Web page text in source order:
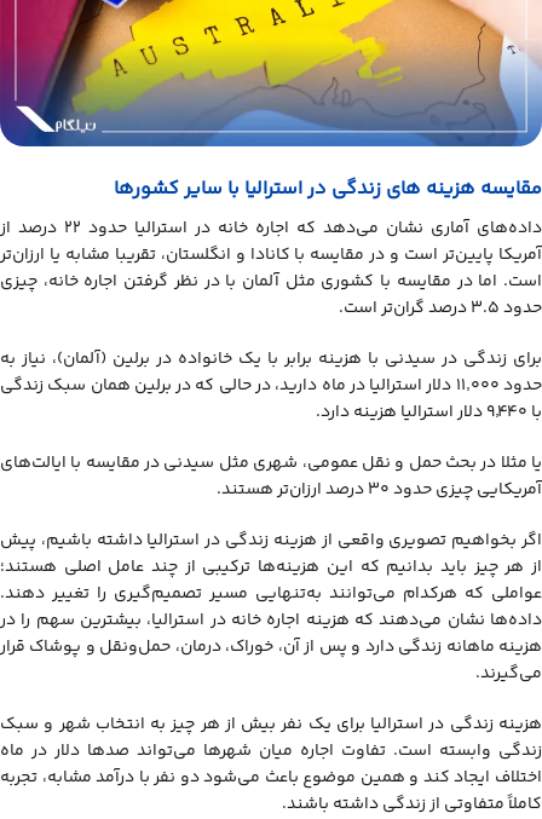
مقایسه هزینه های زندگی در استرالیا با سایر کشورها
داده‌های آماری نشان می‌دهد که اجاره خانه در استرالیا حدود ۲۲ درصد از
آمریکا پایین‌تر است و در مقایسه با کانادا و انگلستان، تقریبا مشابه یا ارزان‌تر
است. اما در مقایسه با کشوری مثل آلمان با در نظر گرفتن اجاره خانه، چیزی
حدود ۳.۵ درصد گران‌تر است.
برای زندگی در سیدنی با هزینه برابر با یک خانواده در برلین (آلمان)، نیاز به
حدود ۱۱٬۰۰۰ دلار استرالیا در ماه دارید، در حالی که در برلین همان سبک زندگی
با ۹٬۴۴۰ دلار استرالیا هزینه دارد.
یا مثلا در بحث حمل و نقل عمومی، شهری مثل سیدنی در مقایسه با ایالت‌های
آمریکایی چیزی حدود ۳۰ درصد ارزان‌تر هستند.
اگر بخواهیم تصویری واقعی از هزینه زندگی در استرالیا داشته باشیم، پیش
از هر چیز باید بدانیم که این هزینه‌ها ترکیبی از چند عامل اصلی هستند؛
عواملی که هرکدام می‌توانند به‌تنهایی مسیر تصمیم‌گیری را تغییر دهند.
داده‌ها نشان می‌دهند که هزینه اجاره خانه در استرالیا، بیشترین سهم را در
هزینه ماهانه زندگی دارد و پس از آن، خوراک، درمان، حمل‌ونقل و پوشاک قرار
می‌گیرند.
هزینه زندگی در استرالیا برای یک نفر بیش از هر چیز به انتخاب شهر و سبک
زندگی وابسته است. تفاوت اجاره میان شهرها می‌تواند صدها دلار در ماه
اختلاف ایجاد کند و همین موضوع باعث می‌شود دو نفر با درآمد مشابه، تجربه
کاملاً متفاوتی از زندگی داشته باشند.